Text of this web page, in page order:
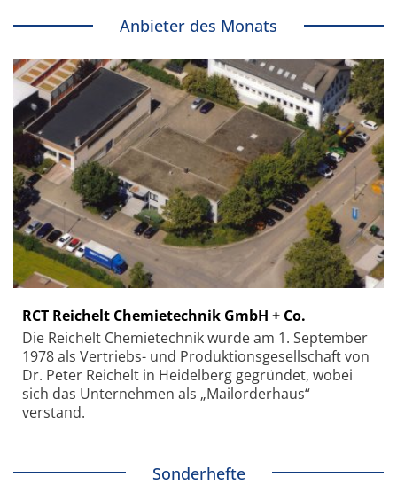
Anbieter des Monats
RCT Reichelt Chemietechnik GmbH + Co.
Die Reichelt Chemietechnik wurde am 1. September
1978 als Vertriebs- und Produktionsgesellschaft von
Dr. Peter Reichelt in Heidelberg gegründet, wobei
sich das Unternehmen als „Mailorderhaus“
verstand.
Sonderhefte